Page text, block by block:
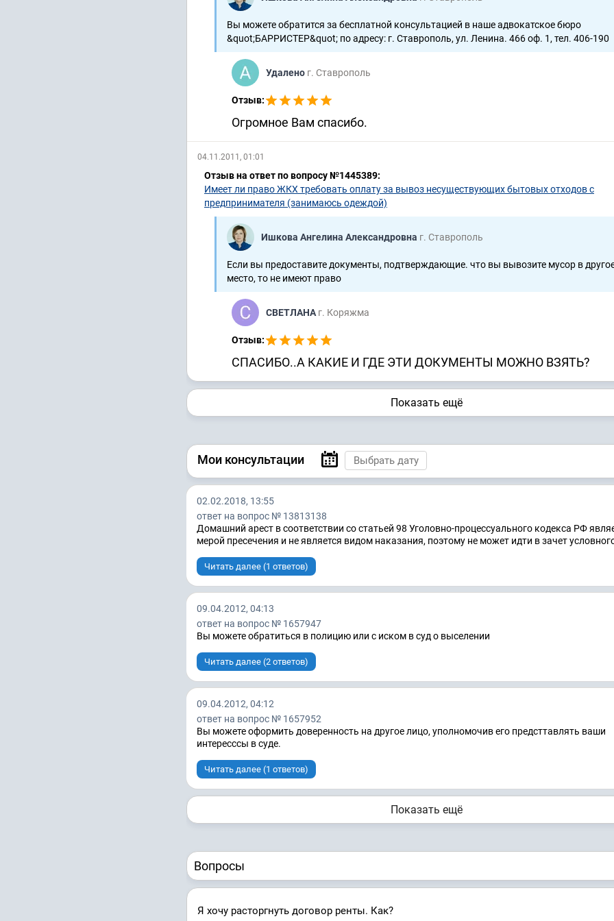
2-3425/2019 ~ М-2273/2019 9-92/2019 ~ М-647/2019
Возмещение ущерба
9-101/2019 ~ М-1022/2019
Уголовные дела
1-899/2013
1-281/2013
Вы можете обратится за бесплатной консультацией в наше адвокатское бюро
&quot;БАРРИСТЕР&quot; по адресу: г. Ставрополь, ул. Ленина. 466 оф. 1, тел. 406-190
Удалено г. Ставрополь
Отзыв:
Огромное Вам спасибо.
04.11.2011, 01:01
Отзыв на ответ по вопросу №1445389:
Имеет ли право ЖКХ требовать оплату за вывоз несуществующих бытовых отходов с
предпринимателя (занимаюсь одеждой)
Ишкова Ангелина Александровна г. Ставрополь
Если вы предоставите документы, подтверждающие. что вы вывозите мусор в
место, то не имеют право
СВЕТЛАНА г. Коряжма
Отзыв:
СПАСИБО..А КАКИЕ И ГДЕ ЭТИ ДОКУМЕНТЫ МОЖНО ВЗЯТЬ?
Показать ещё
Мои консультации
02.02.2018, 13:55
ответ на вопрос № 13813138
Домашний арест в соответствии со статьей 98 Уголовно-процессуального кодекса РФ
мерой пресечения и не является видом наказания, поэтому не может идти в зачет
Читать далее (1 ответов)
09.04.2012, 04:13
ответ на вопрос № 1657947
Вы можете обратиться в полицию или с иском в суд о выселении
Читать далее (2 ответов)
09.04.2012, 04:12
ответ на вопрос № 1657952
Вы можете оформить доверенность на другое лицо, уполномочив его предсттавлять ваши
интересссы в суде.
Читать далее (1 ответов)
Показать ещё
Вопросы
Я хочу расторгнуть договор ренты. Как?